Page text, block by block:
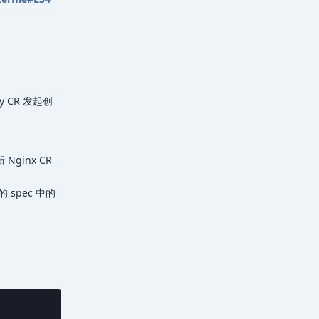
CR 发起创
Nginx CR
spec 中的